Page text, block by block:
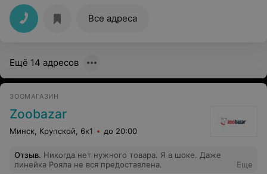
отношение, доктору Александре за то, что она
вылечила затяжную инфекцию нашего котенка и
героически вынесла наши переживания и миллиарды
вопросов, подробно и доступно объясняя все
работу!
Все адреса
Ещё 14 адресов
ЗООМАГАЗИН
Zoobazar
Минск, Крупской, 6к1 до 20:00
Отзыв. Никогда нет нужного товара. Я в шоке. Даже
линейка Рояла не вся предоставлена.
Еще